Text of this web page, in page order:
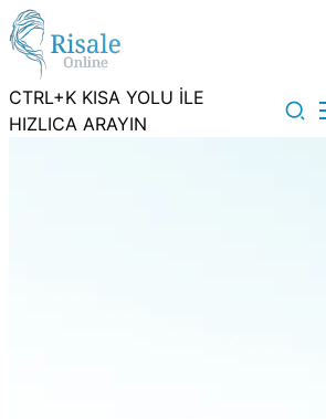
CTRL+K KISA YOLU İLE
HIZLICA ARAYIN